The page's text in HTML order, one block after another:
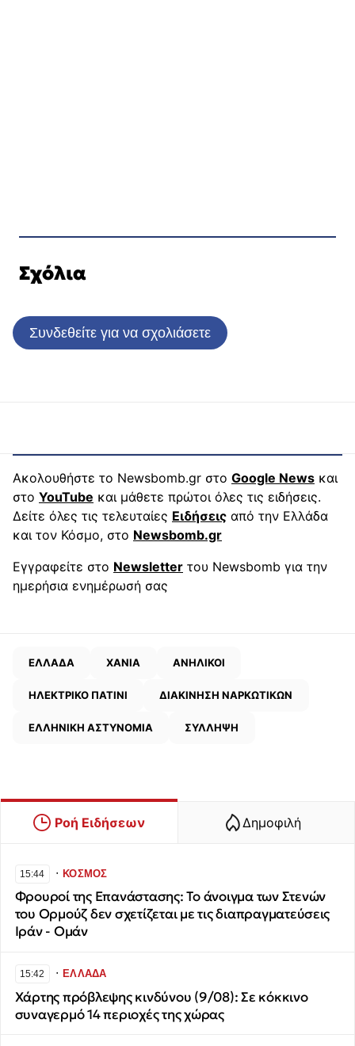
Σχόλια
Συνδεθείτε για να σχολιάσετε
Ακολουθήστε το Newsbomb.gr στο Google News και
στο YouTube και μάθετε πρώτοι όλες τις ειδήσεις.
Δείτε όλες τις τελευταίες Ειδήσεις από την Ελλάδα
και τον Κόσμο, στο Newsbomb.gr
Εγγραφείτε στο Newsletter του Newsbomb για την
ημερήσια ενημέρωσή σας
ΕΛΛΑΔΑ ΧΑΝΙΑ ΑΝΗΛΙΚΟΙ
ΗΛΕΚΤΡΙΚΟ ΠΑΤΙΝΙ ΔΙΑΚΙΝΗΣΗ ΝΑΡΚΩΤΙΚΩΝ
ΕΛΛΗΝΙΚΗ ΑΣΤΥΝΟΜΙΑ ΣΥΛΛΗΨΗ
Ροή Ειδήσεων Δημοφιλή
15:44 ∙ΚΟΣΜΟΣ
Φρουροί της Επανάστασης: Το άνοιγμα των Στενών
του Ορμούζ δεν σχετίζεται με τις διαπραγματεύσεις
Ιράν - Ομάν
15:42 ∙ΕΛΛΑΔΑ
Χάρτης πρόβλεψης κινδύνου (9/08): Σε κόκκινο
συναγερμό 14 περιοχές της χώρας